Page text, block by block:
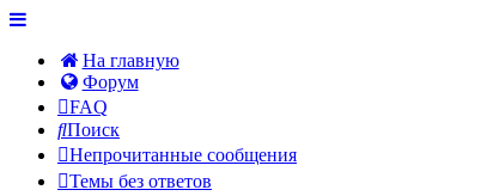
На главную
Форум
FAQ
Поиск
Непрочитанные сообщения
Темы без ответов